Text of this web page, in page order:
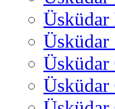
Üsküdar
Üsküdar